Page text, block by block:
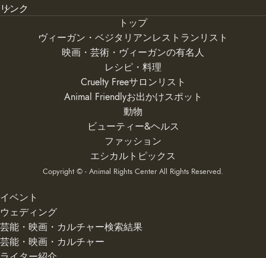
リンク
トップ
ヴィーガン・ベジタリアンレストランリスト
映画・芸術・ヴィーガンの有名人
レシピ・料理
Cruelty Freeサロンリスト
Animal Friendlyお出かけスポット
動物
ビューティー&ヘルス
ファッション
エシカルトピックス
Copyright © - Animal Rights Center All Rights Reserved.
イベント
ウェディング
芸能・映画・カルチャー検索結果
芸能・映画・カルチャー